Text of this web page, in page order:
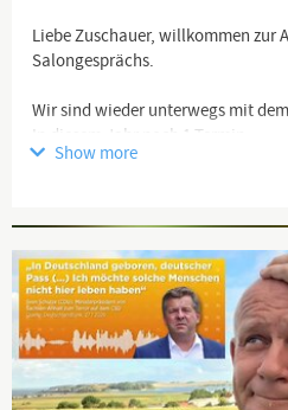
Liebe Zuschauer, willkommen zur
Salongesprächs.
Wir sind wieder unterwegs mit
In diesem Jahr noch 1 Termin:
Wer dabei sein möchte, bitte unter
salongespraech.live@gmx.de
Email.
Illusion Spielzeug der Wahrheit
https://www.amazon.de/Illusion-
Show more